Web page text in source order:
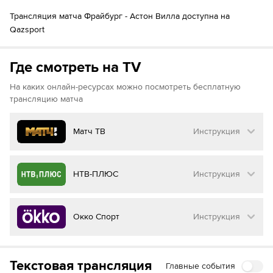
Пау Торрес
88´
Трансляция матча Фрайбург - Астон Вилла доступна на
Qazsport
Где смотреть на TV
На каких онлайн-ресурсах можно посмотреть бесплатную
трансляцию матча
Матч ТВ Инструкция
Как смотреть бесплатно трансляцию матча
Матч ТВ
Инструкция
Перейдите на сайт МАТЧ ТВ
НТВ-ПЛЮС Инструкция
Как смотреть бесплатно трансляцию матча
на НТВ ПЛЮС
Окко Спорт Инструкция
на Окко ТВ
Текстовая трансляция Главные события